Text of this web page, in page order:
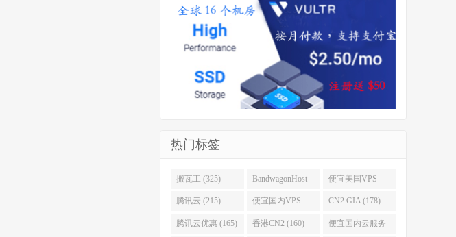
热门标签
搬瓦工 (325) BandwagonHost
(223)
便宜美国VPS
(222)
腾讯云 (215) 便宜国内VPS
(184)
CN2 GIA (178)
腾讯云优惠 (165) 香港CN2 (160) 便宜国内云服务